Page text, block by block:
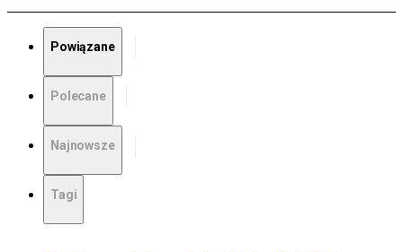
Powiązane
Polecane
Najnowsze
Tagi